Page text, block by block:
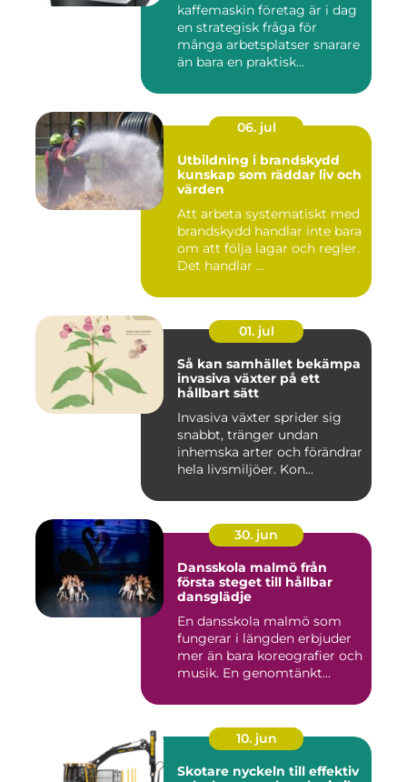
kaffemaskin företag är i dag
en strategisk fråga för
många arbetsplatser snarare
än bara en praktisk...
06. jul
Utbildning i brandskydd
kunskap som räddar liv och
värden
Att arbeta systematiskt med
brandskydd handlar inte bara
om att följa lagar och regler.
Det handlar ...
01. jul
Så kan samhället bekämpa
invasiva växter på ett
hållbart sätt
Invasiva växter sprider sig
snabbt, tränger undan
inhemska arter och förändrar
hela livsmiljöer. Kon...
30. jun
Dansskola malmö från
första steget till hållbar
dansglädje
En dansskola malmö som
fungerar i längden erbjuder
mer än bara koreografier och
musik. En genomtänkt...
10. jun
Skotare nyckeln till effektiv